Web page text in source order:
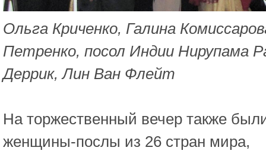
Ольга Криченко, Галина
Петренко, посол Индии Нирупама
Деррик, Лин Ван Флейт
На торжественный вечер также
женщины-послы из 26 стран мира,